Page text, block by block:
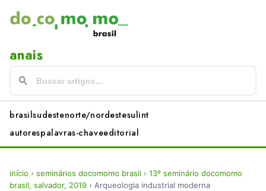
anais
brasilsudestenorte/nordestesulint
autorespalavras-chaveeditorial
início › seminários docomomo brasil › 13º seminário docomomo
brasil, salvador, 2019 › Arqueologia industrial moderna